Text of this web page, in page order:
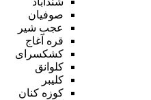
صوفیان
عجب شیر
قره آغاج
کشکسرای
کلوانق
کلیبر
کوزه کنان